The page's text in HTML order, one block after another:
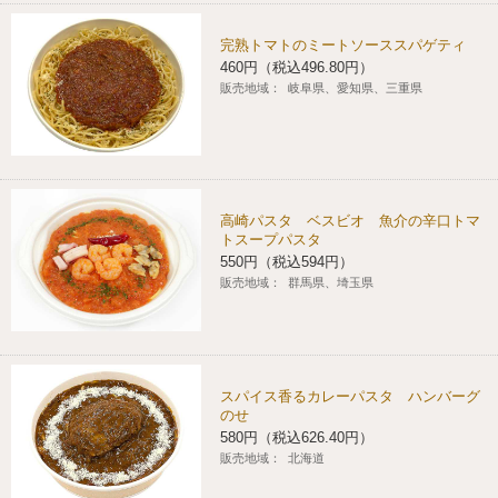
完熟トマトのミートソーススパゲティ
460円（税込496.80円）
販売地域： 岐阜県、愛知県、三重県
高崎パスタ ベスビオ 魚介の辛口トマ
トスープパスタ
550円（税込594円）
販売地域： 群馬県、埼玉県
スパイス香るカレーパスタ ハンバーグ
のせ
580円（税込626.40円）
販売地域： 北海道